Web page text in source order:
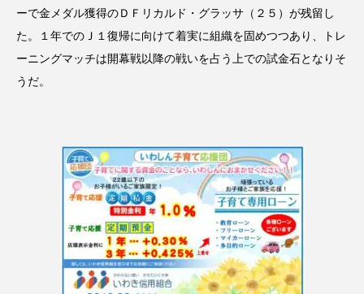
ーで金メダル獲得のＤＦリカルド・グラッサ（２５）が残留し
た。１年でのＪ１復帰に向けて着実に組織を固めつつあり、トレ
ーニングマッチは開幕戦以降の戦いを占う上での試金石となりそ
うだ。